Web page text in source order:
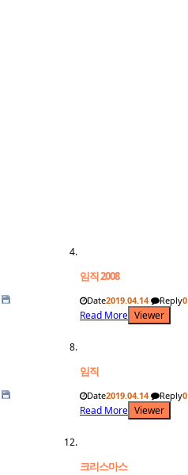
임직 2008
Date2019.04.14 Reply0
Read More Viewer
임직
Date2019.04.14 Reply0
Read More Viewer
크리스마스